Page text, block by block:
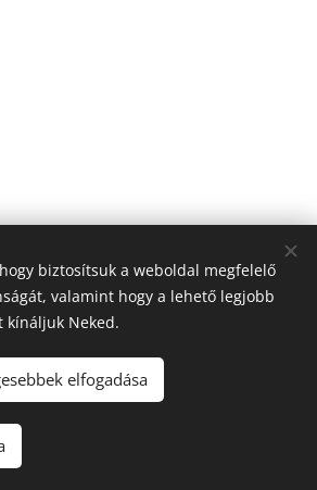
biztosítsuk a weboldal megfelelő
valamint hogy a lehető legjobb
kínáljuk Neked.
elfogadása